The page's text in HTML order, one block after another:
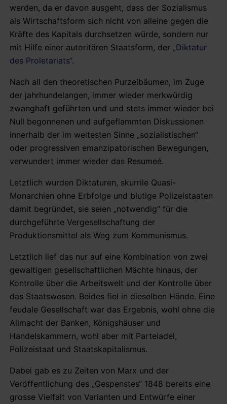
werden, da er davon ausgeht, dass der Sozialismus
als Wirtschaftsform sich nicht von alleine gegen die
Kräfte des Kapitals durchsetzen würde, sondern nur
mit Hilfe einer autoritären Staatsform, der „Diktatur
des Proletariats“.
Nach all den theoretischen Purzelbäumen, im Zuge
der jahrhundelangen, immer wieder merkwürdig
zwanghaft geführten und und stets immer wieder bei
Null begonnenen und aufgeflammten Diskussionen
innerhalb der im weitesten Sinne „sozialistischen“
oder progressiven emanzipatorischen Bewegungen,
verwundert immer wieder das Resumeé.
Letztlich wurden Diktaturen, skurrile Quasi-
Monarchien ohne Erbfolge und blutige Polizeistaaten
damit begründet, sie seien „notwendig“ für die
durchgeführte Vergesellschaftung der
Produktionsmittel als Weg zum Kommunismus.
Letztlich lief das nur auf eine Kombination von zwei
gewaltigen gesellschaftlichen Mächte hinaus, der
Kontrolle über die Arbeitswelt und der Kontrolle über
das Staatswesen. Beides fiel in dieselben Hände. Eine
feudale Gesellschaft war das Ergebnis, wohl ohne die
Allmacht der Banken, Königshäuser und
Handelskammern, wohl aber mit Parteiadel,
Polizeistaat und Staatskapitalismus.
Dabei gab es zu Zeiten von Marx und der
Veröffentlichung des „Gespenstes“ 1848 bereits eine
grosse Vielfalt von Varianten und Entwürfe einer